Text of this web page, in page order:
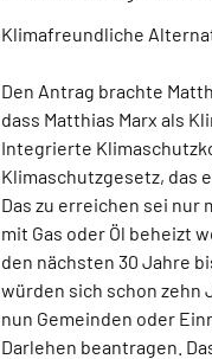
Klimafreundliche
Den Antrag brachte
dass Matthias Marx als
Integrierte
Klimaschutzgesetz, das
Das zu erreichen sei nur
mit Gas oder Öl beheizt
den nächsten 30 Jahre
würden sich schon zehn
nun Gemeinden oder
Darlehen beantragen.